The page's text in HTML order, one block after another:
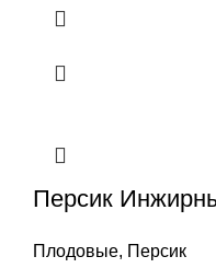
Персик
Плодовые, Персик